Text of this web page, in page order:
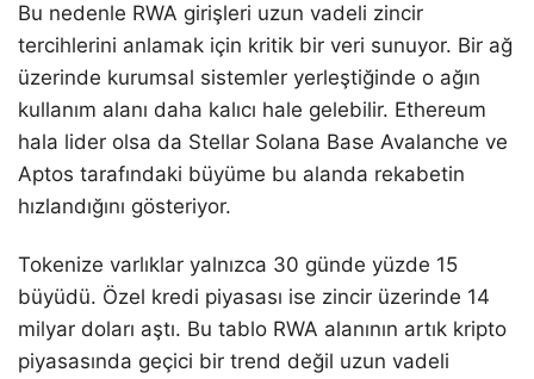
Bu nedenle RWA girişleri uzun vadeli zincir
tercihlerini anlamak için kritik bir veri sunuyor. Bir ağ
üzerinde kurumsal sistemler yerleştiğinde o ağın
kullanım alanı daha kalıcı hale gelebilir. Ethereum
hala lider olsa da Stellar Solana Base Avalanche ve
Aptos tarafındaki büyüme bu alanda rekabetin
hızlandığını gösteriyor.
Tokenize varlıklar yalnızca 30 günde yüzde 15
büyüdü. Özel kredi piyasası ise zincir üzerinde 14
milyar doları aştı. Bu tablo RWA alanının artık kripto
piyasasında geçici bir trend değil uzun vadeli